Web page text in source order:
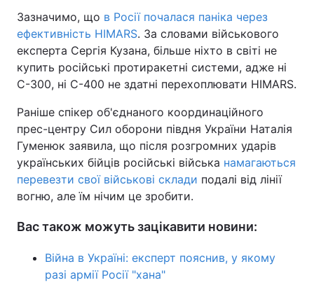
Зазначимо, що в Росії почалася паніка через
ефективність HIMARS. За словами військового
експерта Сергія Кузана, більше ніхто в світі не
купить російські протиракетні системи, адже ні
С-300, ні С-400 не здатні перехоплювати HIMARS.
Раніше спікер об'єднаного координаційного
прес-центру Сил оборони півдня України Наталія
Гуменюк заявила, що після розгромних ударів
українських бійців російські війська намагаються
перевезти свої військові склади подалі від лінії
вогню, але їм нічим це зробити.
Вас також можуть зацікавити новини:
Війна в Україні: експерт пояснив, у якому
разі армії Росії "хана"